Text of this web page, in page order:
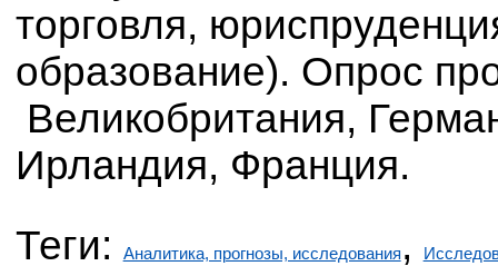
торговля,
образование). Опрос
Великобритания,
Ирландия, Франция.
Теги:
Аналитика, прогнозы, исследования ,